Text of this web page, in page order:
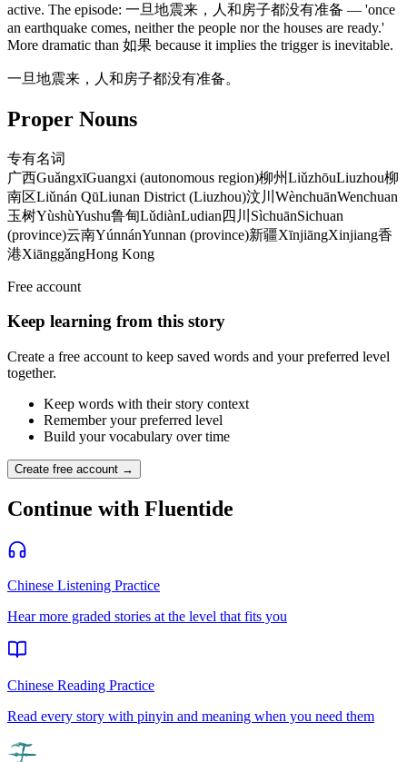
active. The episode: 一旦地震来，人和房子都没有准备 — 'once
an earthquake comes, neither the people nor the houses are ready.'
More dramatic than 如果 because it implies the trigger is inevitable.
一旦地震来，人和房子都没有准备。
Proper Nouns
专有名词
广西GuǎngxīGuangxi (autonomous region)柳州LiǔzhōuLiuzhou柳
南区Liǔnán QūLiunan District (Liuzhou)汶川 WènchuānWenchuan
玉树YùshùYushu鲁甸LǔdiànLudian 四川 SìchuānSichuan
(province)云南YúnnánYunnan (province)新疆XīnjiāngXinjiang香
港XiānggǎngHong Kong
Free account
Keep learning from this story
Create a free account to keep saved words and your preferred level
together.
Keep words with their story context
Remember your preferred level
Build your vocabulary over time
Create free account →
Continue with Fluentide
Chinese Listening Practice
Hear more graded stories at the level that fits you
Chinese Reading Practice
Read every story with pinyin and meaning when you need them